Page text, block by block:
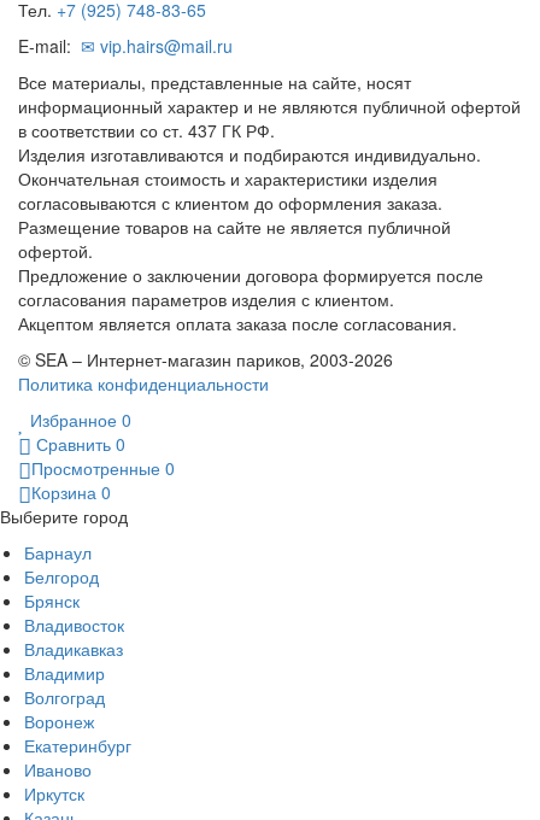
Тел. +7 (925) 748-83-65
E-mail: ✉ vip.hairs@mail.ru
Все материалы, представленные на сайте, носят
информационный характер и не являются публичной офертой
в соответствии со ст. 437 ГК РФ.
Изделия изготавливаются и подбираются индивидуально.
Окончательная стоимость и характеристики изделия
согласовываются с клиентом до оформления заказа.
Размещение товаров на сайте не является публичной
офертой.
Предложение о заключении договора формируется после
согласования параметров изделия с клиентом.
Акцептом является оплата заказа после согласования.
© SEA – Интернет-магазин париков, 2003-2026
Политика конфиденциальности
Избранное 0
Сравнить 0
Просмотренные 0
Корзина 0
Выберите город
Барнаул
Белгород
Брянск
Владивосток
Владикавказ
Владимир
Волгоград
Воронеж
Екатеринбург
Иваново
Иркутск